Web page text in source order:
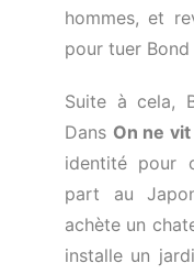
hommes, et
pour tuer
Suite à cela,
Dans On ne
identité pour
part au
achète un
installe un